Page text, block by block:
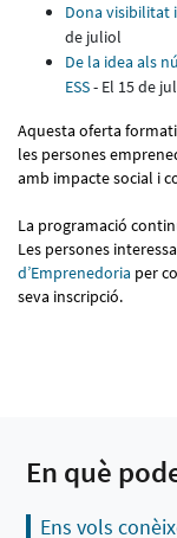
Dona visibilitat
de juliol
De la idea als
ESS- El 15 de
Aquesta oferta
les persones
amb impacte social i
La programació
Les persones
d’Emprenedoria per
seva inscripció.
En què
Ens vols